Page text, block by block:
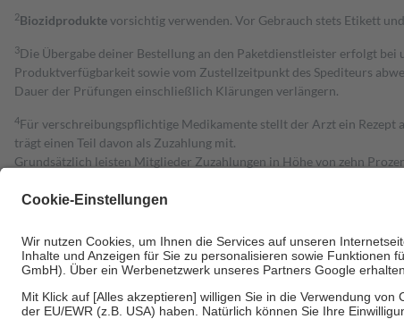
2Biozidproduktevorsichtig verwenden. Vor Gebrauch stets Etikett
3Die Übergabe deiner Bestellung an den Paketdienstleister erfolgt
Produktverfügbarkeit sowie vom Zustellzeitpunkt des Spediteurs
Dauer der Prüfungen einschließlich Klärungen verlängern.
4Für verschreibungspflichtige Medikamente stellt der Arzt ein
trägt einen Teil davon als Zuzahlung mit.
Grundsätzlich leisten Mitglieder Zuzahlungen in Höhe von zehn
Diese Regeln gelten grundsätzlich auch für Online-Apotheken.
Um das Engagement der Versicherten für ihre eigene Gesundheit
• Kindern und Jugendlichen bis zum vollendeten 18. Lebensjahr mit
• Untersuchungen zur Vorsorge und Früherkennung, die von der
• empfohlenen Schutzimpfungen
• Harn- und Blutteststreifen